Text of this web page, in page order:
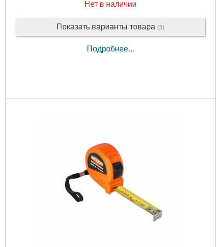
Нет в наличии
Показать варианты товара (3)
Подробнее...